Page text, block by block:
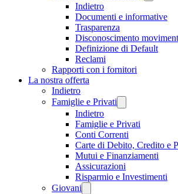
Indietro
Documenti e informative
Trasparenza
Disconoscimento
Definizione di Default
Reclami
Rapporti con i fornitori
La nostra offerta
Indietro
Famiglie e Privati
Indietro
Famiglie e Privati
Conti Correnti
Carte di Debito, Credito e
Mutui e Finanziamenti
Assicurazioni
Risparmio e Investimenti
Giovani